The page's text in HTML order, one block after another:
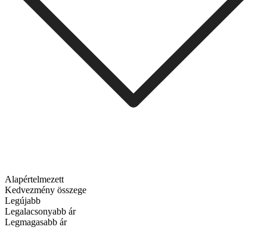
Alapértelmezett
Kedvezmény összege
Legújabb
Legalacsonyabb ár
Legmagasabb ár